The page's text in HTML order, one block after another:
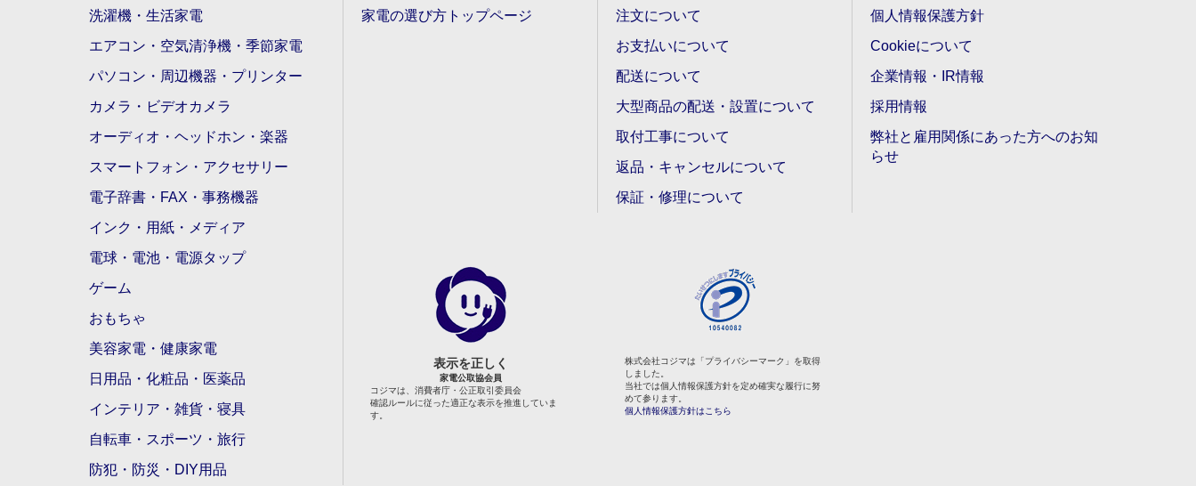
洗濯機・生活家電
エアコン・空気清浄機・季節家電
パソコン・周辺機器・プリンター
カメラ・ビデオカメラ
オーディオ・ヘッドホン・楽器
スマートフォン・アクセサリー
電子辞書・FAX・事務機器
インク・用紙・メディア
電球・電池・電源タップ
ゲーム
おもちゃ
美容家電・健康家電
日用品・化粧品・医薬品
インテリア・雑貨・寝具
自転車・スポーツ・旅行
防犯・防災・DIY用品
家電の選び方トップページ
注文について
お支払いについて
配送について
大型商品の配送・設置について
取付工事について
返品・キャンセルについて
保証・修理について
個人情報保護方針
Cookieについて
企業情報・IR情報
採用情報
弊社と雇用関係にあった方へのお知
らせ
表示を正しく
家電公取協会員
コジマは、消費者庁・公正取引委員会
確認ルールに従った適正な表示を推進していま
す。
株式会社コジマは「プライバシーマーク」を取得
しました。
当社では個人情報保護方針を定め確実な履行に努
めて参ります。
個人情報保護方針はこちら